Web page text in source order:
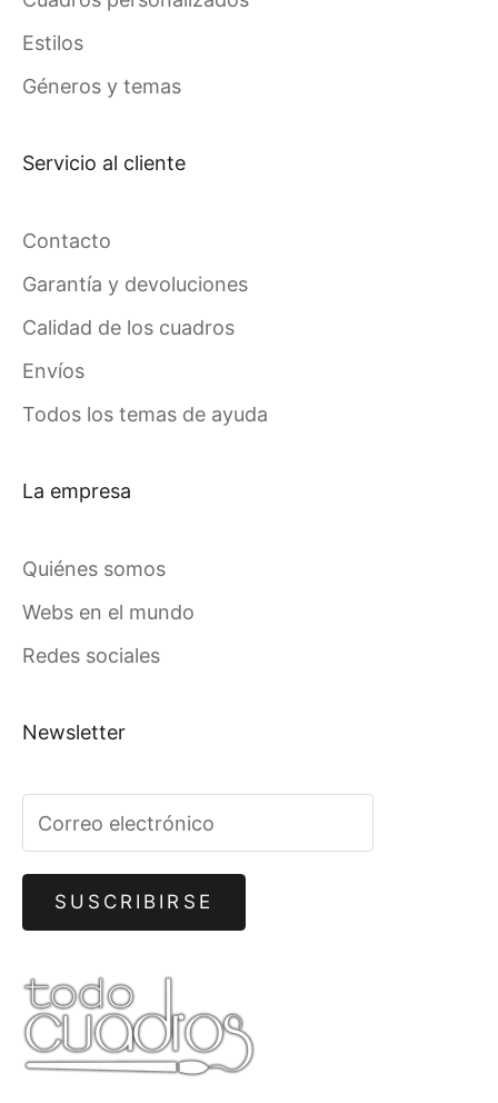
Estilos
Géneros y temas
Servicio al cliente
Contacto
Garantía y devoluciones
Calidad de los cuadros
Envíos
Todos los temas de ayuda
La empresa
Quiénes somos
Webs en el mundo
Redes sociales
Newsletter
SUSCRIBIRSE